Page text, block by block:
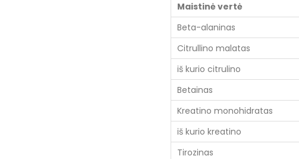
Maistinė vertė
Beta-alaninas
Citrullino malatas
iš kurio citrulino
Betainas
Kreatino monohidratas
iš kurio kreatino
Tirozinas